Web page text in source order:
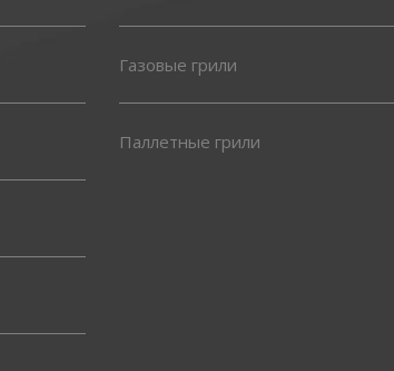
Газовые грили
Паллетные грили